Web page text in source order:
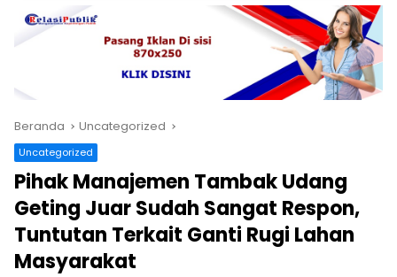
Beranda Uncategorized
Uncategorized
Pihak Manajemen Tambak Udang
Geting Juar Sudah Sangat Respon,
Tuntutan Terkait Ganti Rugi Lahan
Masyarakat